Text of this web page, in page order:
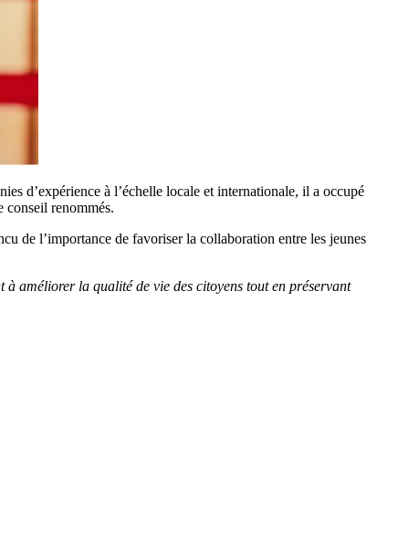
d’expérience à l’échelle locale et internationale, il a occupé
conseil renommés.
de l’importance de favoriser la collaboration entre les jeunes
améliorer la qualité de vie des citoyens tout en préservant